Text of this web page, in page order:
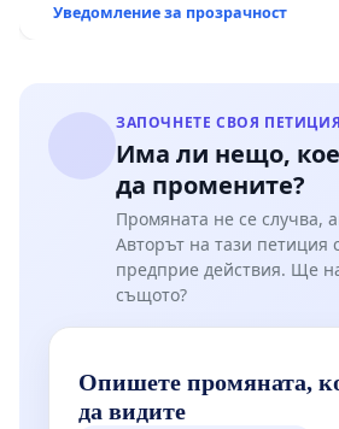
Мирово - к.к. Момин проход
Уведомление за прозрачност
ЗАПОЧНЕТЕ СВОЯ ПЕТИЦИЯ
Има ли нещо,
да промените?
Промяната не се случва,
Авторът на тази петиция
предприе действия. Ще
същото?
Опишете промяната,
да видите